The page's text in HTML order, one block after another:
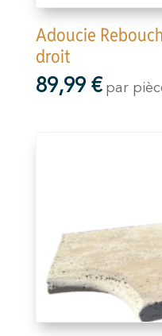
Adoucie
droit
89,99 € par